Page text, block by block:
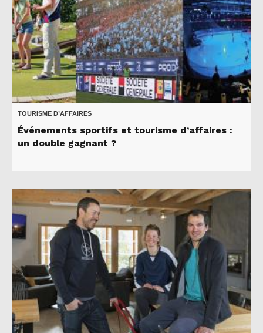
TOURISME D’AFFAIRES
Événements sportifs et tourisme d’affaires :
un double gagnant ?